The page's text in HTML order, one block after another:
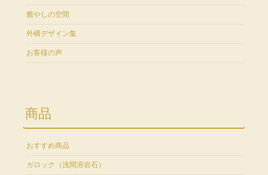
癒やしの空間
外構デザイン集
お客様の声
商品
おすすめ商品
ガロック（浅間溶岩石）